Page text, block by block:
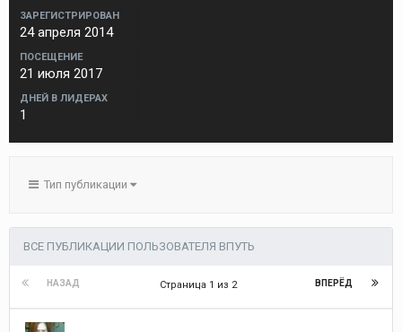
ЗАРЕГИСТРИРОВАН
24 апреля 2014
ПОСЕЩЕНИЕ
21 июля 2017
ДНЕЙ В ЛИДЕРАХ
1
Тип публикации
ВСЕ ПУБЛИКАЦИИ ПОЛЬЗОВАТЕЛЯ ВПУТЬ
НАЗАД ВПЕРЁД
Страница 1 из 2